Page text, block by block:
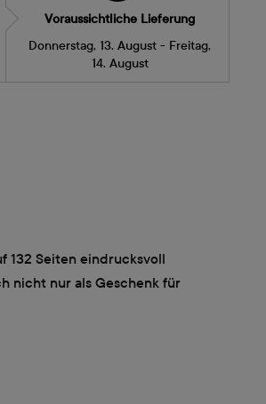
Voraussichtliche Lieferung
Donnerstag, 13. August - Freitag,
14. August
132 Seiten eindrucksvoll
nicht nur als Geschenk für